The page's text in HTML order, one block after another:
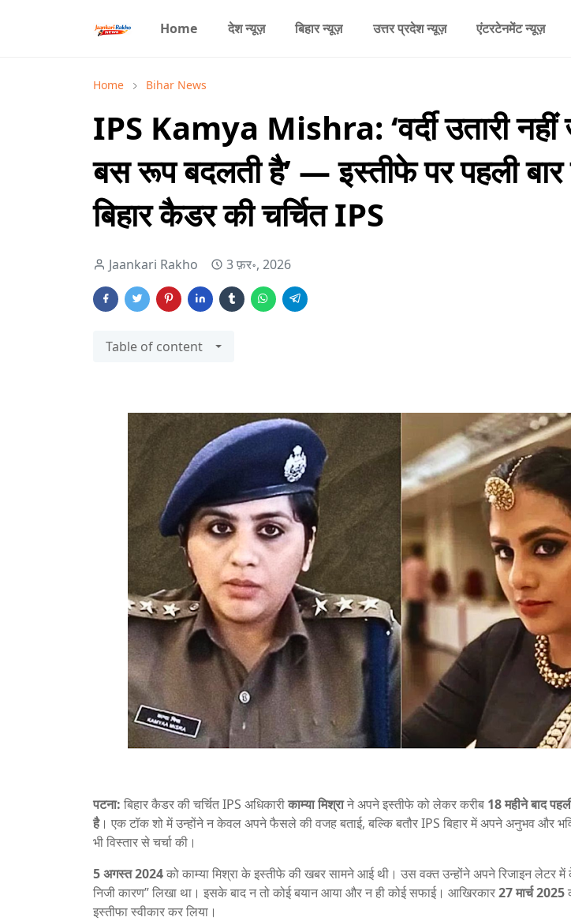
Home देश न्यूज़ बिहार न्यूज़ उत्तर प्रदेश न्यूज़ एंटरटेनमेंट न्यूज़
Home Bihar News
IPS Kamya Mishra: ‘वर्दी उतारी नहीं
बस रूप बदलती है’ — इस्तीफे पर पहली बार
बिहार कैडर की चर्चित IPS
Jaankari Rakho 3 फ़र॰, 2026
Table of content
पटना: बिहार कैडर की चर्चित IPS अधिकारीकाम्या मिश्राने अपने इस्तीफे को लेकर करीब 18 महीने बाद
है। एक टॉक शो में उन्होंने न केवल अपने फैसले की वजह बताई, बल्कि बतौर IPS बिहार में अपने अनुभव और
भी विस्तार से चर्चा की।
5 अगस्त 2024को काम्या मिश्रा के इस्तीफे की खबर सामने आई थी। उस वक्त उन्होंने अपने रिजाइन लेटर में
निजी कारण” लिखा था। इसके बाद न तो कोई बयान आया और न ही कोई सफाई। आखिरकार27 मार्च 2025
इस्तीफा स्वीकार कर लिया।